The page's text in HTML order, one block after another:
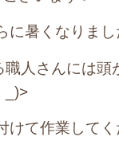
暑くなりまし
人さんには頭
_)>
けて作業して